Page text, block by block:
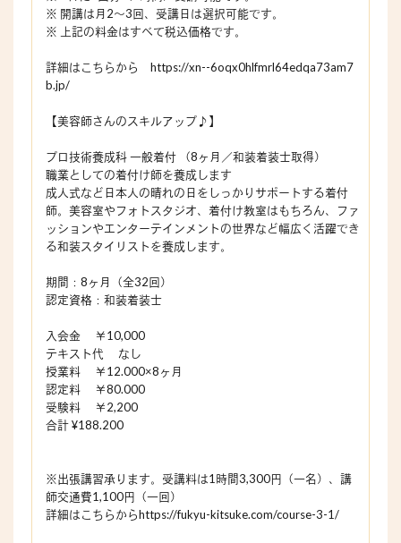
※ 開講は月2～3回、受講日は選択可能です。
※ 上記の料金はすべて税込価格です。
詳細はこちらから https://xn--6oqx0hlfmrl64edqa73am7
b.jp/
【美容師さんのスキルアップ♪】
プロ技術養成科 一般着付 （8ヶ月／和装着装士取得）
職業としての着付け師を養成します
成人式など日本人の晴れの日をしっかりサポートする着付
師。美容室やフォトスタジオ、着付け教室はもちろん、ファ
ッションやエンターテインメントの世界など幅広く活躍でき
る和装スタイリストを養成します。
期間：8ヶ月（全32回）
認定資格：和装着装士
入会金 ￥10,000
テキスト代 なし
授業料 ￥12.000×8ヶ月
認定料 ￥80.000
受験料 ￥2,200
合計 ¥188.200
※出張講習承ります。受講料は1時間3,300円（一名）、講
師交通費1,100円（一回）
詳細はこちらからhttps://fukyu-kitsuke.com/course-3-1/